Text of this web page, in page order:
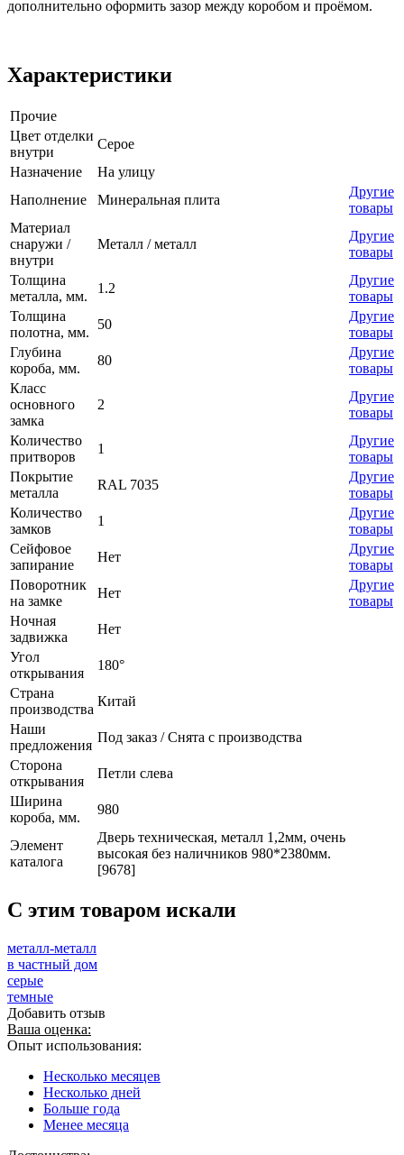
дополнительно оформить зазор между коробом и проёмом.
Характеристики
Прочие
Цвет отделки
внутри
Серое
Назначение
На улицу
Наполнение
Минеральная плита
Другие
товары
Материал
снаружи /
внутри
Металл / металл
Другие
товары
Толщина
металла, мм.
1.2
Другие
товары
Толщина
полотна, мм.
50
Другие
товары
Глубина
короба, мм.
80
Другие
товары
Класс
основного
замка
2
Другие
товары
Количество
притворов
1
Другие
товары
Покрытие
металла
RAL 7035
Другие
товары
Количество
замков
1
Другие
товары
Сейфовое
запирание
Нет
Другие
товары
Поворотник
на замке
Нет
Другие
товары
Ночная
задвижка
Нет
Угол
открывания
180°
Страна
производства
Китай
Наши
предложения
Под заказ / Снята с производства
Сторона
открывания
Петли слева
Ширина
короба, мм.
980
Элемент
каталога
Дверь техническая, металл 1,2мм, очень
высокая без наличников 980*2380мм.
[9678]
C этим товаром искали
металл-металл
в частный дом
серые
темные
Добавить отзыв
Ваша оценка:
Опыт использования:
Несколько месяцев
Несколько дней
Больше года
Менее месяца